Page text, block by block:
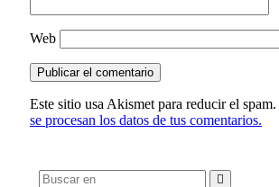
Web
Este sitio usa Akismet para reducir el spam.
se procesan los datos de tus comentarios.